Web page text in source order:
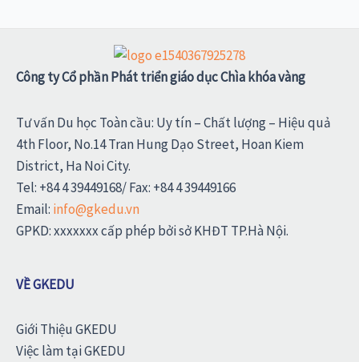
Công ty Cổ phần Phát triển giáo dục Chìa khóa vàng
Tư vấn Du học Toàn cầu: Uy tín – Chất lượng – Hiệu quả
4th Floor, No.14 Tran Hung Dạo Street, Hoan Kiem
District, Ha Noi City.
Tel: +84 4 39449168/ Fax: +84 4 39449166
Email: info@gkedu.vn
GPKD: xxxxxxx cấp phép bởi sở KHĐT TP.Hà Nội.
VỀ GKEDU
Giới Thiệu GKEDU
Việc làm tại GKEDU